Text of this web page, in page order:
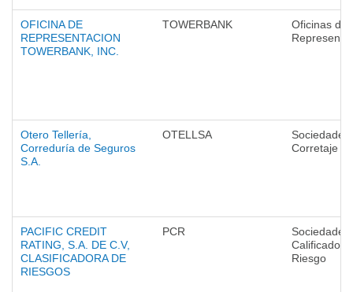
OFICINA DE
REPRESENTACION
TOWERBANK, INC.
TOWERBANK
Oficinas de
Otero Tellería,
Correduría de Seguros
S.A.
OTELLSA
Sociedades
Corretaje
PACIFIC CREDIT
RATING, S.A. DE C.V,
CLASIFICADORA DE
RIESGOS
PCR
Sociedades
Riesgo